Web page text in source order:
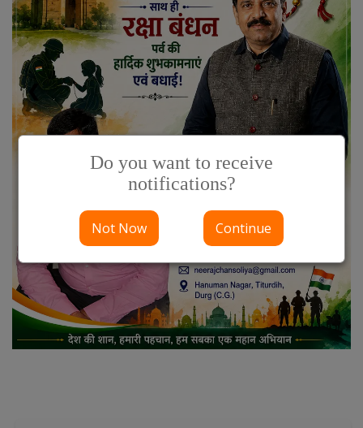
❮
Do you want to receive
notifications?
Not Now Continue